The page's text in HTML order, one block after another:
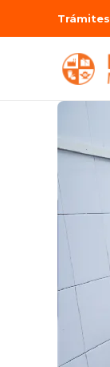
Trámites